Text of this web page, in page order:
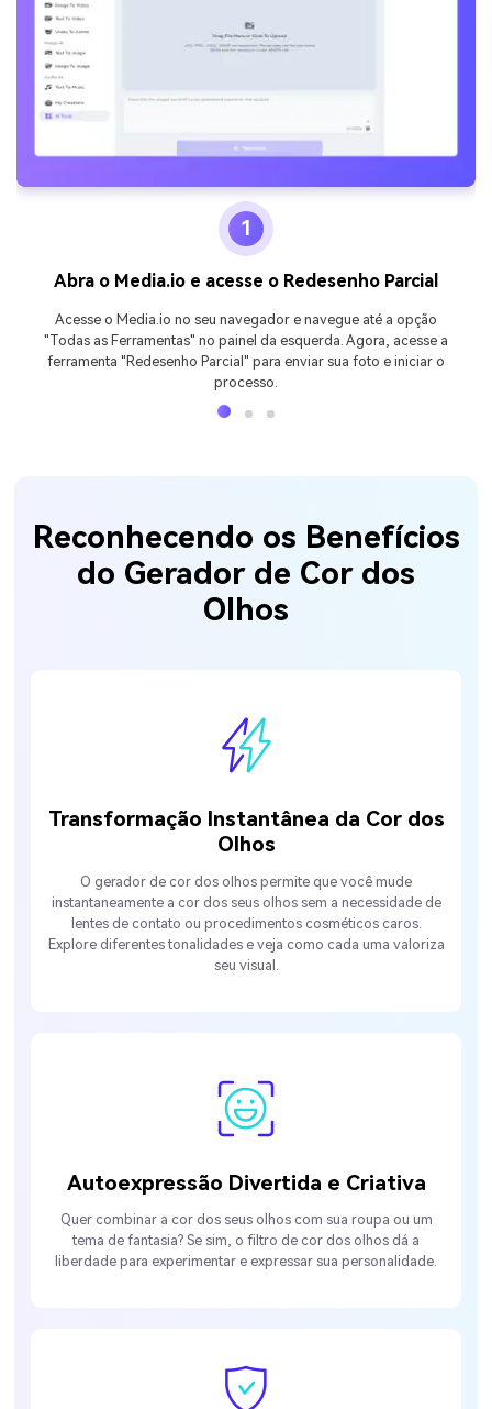
1
Abra o Media.io e acesse o Redesenho Parcial
Acesse o Media.io no seu navegador e navegue até a opção
"Todas as Ferramentas" no painel da esquerda. Agora, acesse a
ferramenta "Redesenho Parcial" para enviar sua foto e iniciar o
processo.
Reconhecendo os Benefícios
do Gerador de Cor dos
Olhos
Transformação Instantânea da Cor dos
Olhos
O gerador de cor dos olhos permite que você mude
instantaneamente a cor dos seus olhos sem a necessidade de
lentes de contato ou procedimentos cosméticos caros.
Explore diferentes tonalidades e veja como cada uma valoriza
seu visual.
Autoexpressão Divertida e Criativa
Quer combinar a cor dos seus olhos com sua roupa ou um
tema de fantasia? Se sim, o filtro de cor dos olhos dá a
liberdade para experimentar e expressar sua personalidade.